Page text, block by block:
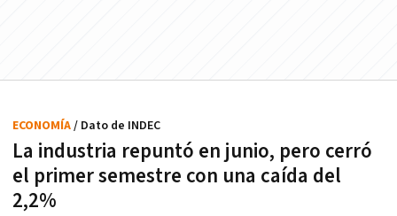
La industria repuntó en junio, pero cerró
el primer semestre con una caída del
2,2%
ECONOMÍA/ Dato de INDEC